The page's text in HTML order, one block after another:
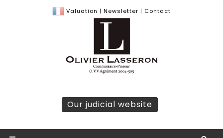
Valuation | Newsletter | Contact
Our judicial website